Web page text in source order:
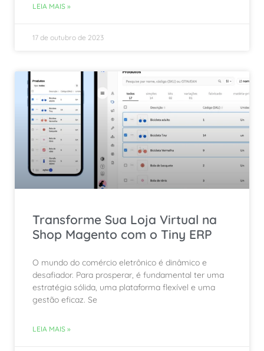
LEIA MAIS »
17 de outubro de 2023
Transforme Sua Loja Virtual na
Shop Magento com o Tiny ERP
O mundo do comércio eletrônico é dinâmico e
desafiador. Para prosperar, é fundamental ter uma
estratégia sólida, uma plataforma flexível e uma
gestão eficaz. Se
LEIA MAIS »